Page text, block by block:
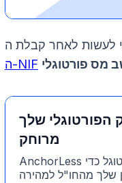
ה-NIF מס פורטוגלי
שלך
מרוחק
AnchorLess משתפת פעולה עם בנק מוביל בפורטוגל כדי
שלך מהחו"ל למהירה